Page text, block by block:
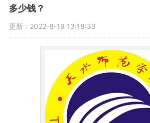
多少钱？
更新：2022-8-19 13:18:33